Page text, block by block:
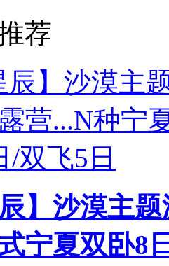
荐
辰】沙漠主
宁夏双卧8